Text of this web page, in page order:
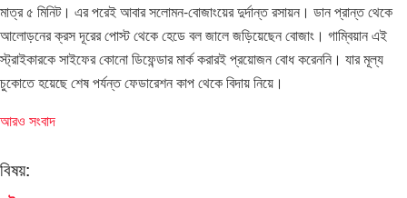
মাত্র ৫ মিনিট। এর পরেই আবার সলোমন-বোজাংয়ের দুর্দান্ত রসায়ন। ডান প্রান্ত থেকে
আলোড়নের ক্রস দূরের পোস্ট থেকে হেডে বল জালে জড়িয়েছেন বোজাং। গাম্বিয়ান এই
স্ট্রাইকারকে সাইফের কোনো ডিফেন্ডার মার্ক করারই প্রয়োজন বোধ করেননি। যার মূল্য
চুকোতে হয়েছে শেষ পর্যন্ত ফেডারেশন কাপ থেকে বিদায় নিয়ে।
আরও সংবাদ
বিষয়: